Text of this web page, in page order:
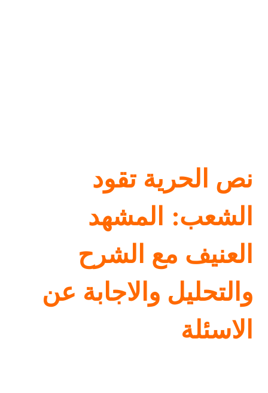
نص الحرية تقود
الشعب: المشهد
العنيف مع الشرح
والتحليل والاجابة عن
الاسئلة